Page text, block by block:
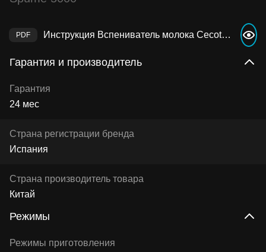
Инструкция Вспениватель молока Cecotec Power Moca Spume 5000
Гарантия и производитель
Гарантия
24 мес
Страна регистрации бренда
Испания
Страна производитель товара
Китай
Режимы
Режимы приготовления